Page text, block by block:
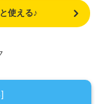
使える♪